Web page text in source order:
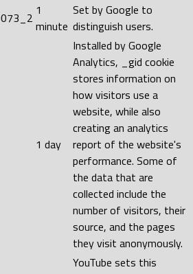
1
minute
Set by Google to
distinguish users.
1 day
Installed by Google
Analytics, _gid cookie
stores information on
how visitors use a
website, while also
creating an analytics
report of the website's
performance. Some of
the data that are
collected include the
number of visitors, their
source, and the pages
they visit anonymously.
YouTube sets this